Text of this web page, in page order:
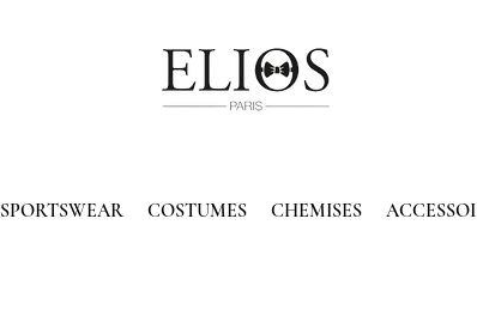
SPORTSWEAR COSTUMES CHEMISES